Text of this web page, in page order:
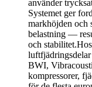
använder
Systemet ger
markhöjden och
belastning —
och
BWI,
kompressorer,